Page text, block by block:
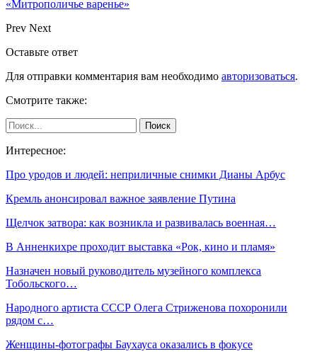
«Митрополичье варенье»
Prev Next
Оставьте ответ
Для отправки комментария вам необходимо авторизоваться.
Смотрите также:
Интересное:
Про уродов и людей: неприличные снимки Дианы Арбус
Кремль анонсировал важное заявление Путина
Щелчок затвора: как возникла и развивалась военная…
В Анненкихре проходит выставка «Рок, кино и пламя»
Назначен новый руководитель музейного комплекса
Тобольского…
Народного артиста СССР Олега Стриженова похоронили
рядом с…
Женщины-фотографы Баухауса оказались в фокусе